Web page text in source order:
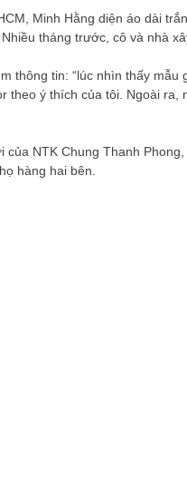
Minh Hằng diện áo dài
tháng trước, cô và nhà
thông tin: “lúc nhìn thấy mẫu
theo ý thích của tôi. Ngoài